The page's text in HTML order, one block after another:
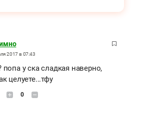
2017 в 07:43
попа у ска сладкая наверно,
целуете...тфу
0